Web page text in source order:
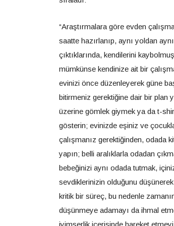
“Araştırmalara göre evden
saatte hazırlanıp, aynı yoldan
çıktıklarında, kendilerini
mümkünse kendinize ait bir
evinizi önce düzenleyerek güne
bitirmeniz gerektiğine dair bir plan
üzerine gömlek giymek ya da t-
gösterin; evinizde eşiniz ve
çalışmanız gerektiğinden, odada
yapın; belli aralıklarla odadan
bebeğinizi aynı odada tutmak,
sevdiklerinizin olduğunu
kritik bir süreç, bu nedenle
düşünmeye adamayı da ihmal
iyimserlik içerisinde hareket